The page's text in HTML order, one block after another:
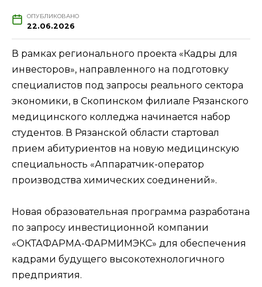
ОПУБЛИКОВАНО
22.06.2026
В рамках регионального проекта «Кадры для
инвесторов», направленного на подготовку
специалистов под запросы реального сектора
экономики, в Скопинском филиале Рязанского
медицинского колледжа начинается набор
студентов. В Рязанской области стартовал
прием абитуриентов на новую медицинскую
специальность «Аппаратчик-оператор
производства химических соединений».
Новая образовательная программа разработана
по запросу инвестиционной компании
«ОКТАФАРМА-ФАРМИМЭКС» для обеспечения
кадрами будущего высокотехнологичного
предприятия.